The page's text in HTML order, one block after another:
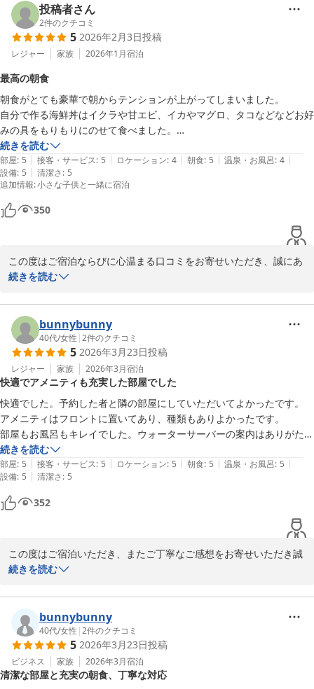
の注意を払いまして維持をしてまいります。
今後も館内全スタッフ一丸となりまして、皆様にお寛ぎの場とご満
足をご提供出来ますように取組んでまいります。
2026-03-31
投稿者さん
2件のクチコミ
5 2026年2月3日投稿
レジャー 家族 2026年1月宿泊
最高の朝食
朝食がとても豪華で朝からテンションが上がってしまいました。
自分で作る海鮮丼はイクラや甘エビ、イカやマグロ、タコなどなどお好
みの具をもりもりにのせて食べました。
子供たちは串団子にはまりで、好きなトッピングをのせ何本も食べてい
ました。蒸し器入っていてもちもちでとても美味しかったです。
気になるのは、下善担当の従業員の方がずっと立って見ているので、監
視されているような圧迫感があり窮屈でした。
それさえなければ最高でした！
部屋もおしゃれでゆったりしていて清潔感がありとても良かったです。
続きを読む
部屋: 5 | 接客・サービス: 5 | ロケーション: 4 | 朝食: 5 | 温泉・お風呂: 4 |
設備: 5 | 清潔さ: 5
追加情報:小さな子供と一緒に宿泊
350
この度はご宿泊ならびに心温まる口コミをお寄せいただき、誠にあ
りがとうございます。
ます。
海鮮丼をお好みの具材で召し上がっていただけたことや、お子様が
串団子を楽しんでくださったとのこと、私どもにとって何よりの喜
びです。
一方で、朝食会場におけるスタッフの対応につきまして、圧迫感を
感じさせてしまい誠に申し訳ございませんでした。
いただいたご意見は真摯に受け止め、よりお客様に寄り添った配慮
ある対応ができるよう、スタッフへの指導・改善に努めてまいりま
す。
お部屋につきましても、お褒めのお言葉をいただきありがとうござ
います。
「また泊まりたい」と思っていただけたことを励みに、今後もより
ベッセルイン高田馬場駅前（新宿・池袋）
続きを読む
bunnybunny
40代/女性 |2件のクチコミ
5 2026年3月23日投稿
レジャー 家族 2026年3月宿泊
快適でアメニティも充実した部屋でした
快適でした。予約した者と隣の部屋にしていただいてよかったです。
アメニティはフロントに置いてあり、種類もありよかったです。
部屋もお風呂もキレイでした。ウォーターサーバーの案内はありがたか
ったです。
部屋にケーブルが置かれていて忘れても安心だと思いました。
続きを読む
部屋: 5 | 接客・サービス: 5 | ロケーション: 5 | 朝食: 5 | 温泉・お風呂: 5 |
設備: 5 | 清潔さ: 5
352
この度はご宿泊いただき、またご丁寧なご感想をお寄せいただき誠
にありがとうございます。
快適にお過ごしいただけたとのこと、大変嬉しく拝読いたしまし
た。また、ご予約者様と隣同士のお部屋をご用意でき、ご満足いた
だけたようで何よりでございます。
フロントにご用意しておりますアメニティにつきましても、お気に
召していただけたようで安心いたしました。お客様のご滞在がより
続きを読む
bunnybunny
40代/女性 |2件のクチコミ
5 2026年3月23日投稿
ビジネス 家族 2026年3月宿泊
清潔な部屋と充実の朝食、丁寧な対応